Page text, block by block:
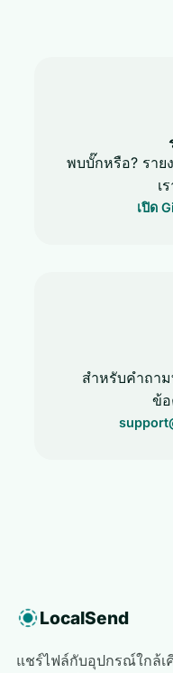
พบบั๊กหรือ? ราย
เ
เปิด
สำหรับคำถา
ข้
LocalSend
แชร์ไฟล์กับอุปกรณ์ใกล้เ